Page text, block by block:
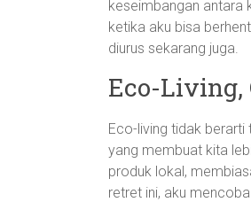
keseimbangan antara
ketika aku bisa
diurus sekarang juga.
Eco-Living,
Eco-living tidak berarti
yang membuat kita
produk lokal,
retret ini, aku